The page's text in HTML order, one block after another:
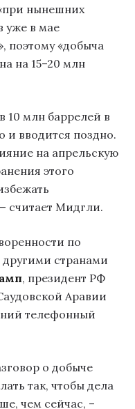
нынешних
уже в мае
поэтому «добыча
на 15–20 млн
10 млн баррелей в
и вводится поздно.
на апрельскую
этого
считает Мидгли.
по
странами
, президент РФ
Аравии
телефонный
о добыче
так, чтобы дела
чем сейчас, –